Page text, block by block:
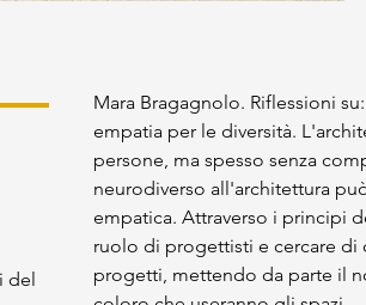
del
Mara Bragagnolo. Riflessioni su:
empatia per le diversità.
persone, ma spesso senza
neurodiverso all'architettura
empatica. Attraverso i principi
ruolo di progettisti e cercare
progetti, mettendo da parte il